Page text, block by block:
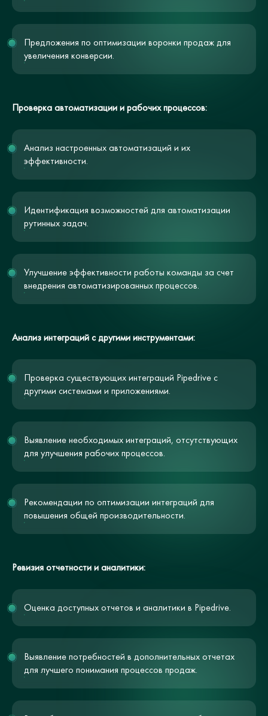
Предложения по оптимизации воронки продаж для
увеличения конверсии.
Проверка автоматизации и рабочих процессов:
Анализ настроенных автоматизаций и их
эффективности.
Идентификация возможностей для автоматизации
рутинных задач.
Улучшение эффективности работы команды за счет
внедрения автоматизированных процессов.
Анализ интеграций с другими инструментами:
Проверка существующих интеграций Pipedrive с
другими системами и приложениями.
Выявление необходимых интеграций, отсутствующих
для улучшения рабочих процессов.
Рекомендации по оптимизации интеграций для
повышения общей производительности.
Ревизия отчетности и аналитики:
Оценка доступных отчетов и аналитики в Pipedrive.
Выявление потребностей в дополнительных отчетах
для лучшего понимания процессов продаж.